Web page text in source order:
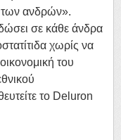
των ανδρών».
σε κάθε άνδρα
χωρίς να
του
το Deluron